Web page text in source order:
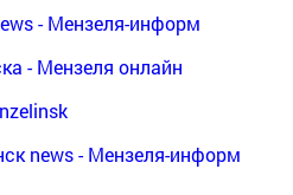
- Мензеля-информ
- Мензеля онлайн
news - Мензеля-информ